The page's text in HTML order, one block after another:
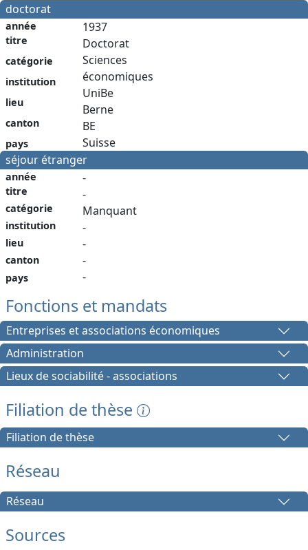
doctorat
année
titre
catégorie
institution
lieu
canton
pays
1937
Doctorat
Sciences
économiques
UniBe
Berne
BE
Suisse
séjour étranger
année
titre
catégorie
institution
lieu
canton
pays
-
-
Manquant
-
-
-
-
Fonctions et mandats
Entreprises et associations économiques
Administration
Lieux de sociabilité - associations
Filiation de thèse
Filiation de thèse
Réseau
Réseau
Sources